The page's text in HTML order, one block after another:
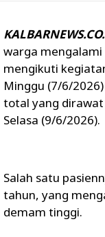
warga
mengikuti
Minggu (7/6/
total yang dirawat
Selasa (9/6/2026).
Salah satu
tahun, yang
demam tinggi.